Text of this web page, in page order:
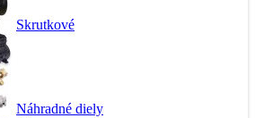
Skrutkové
Náhradné diely